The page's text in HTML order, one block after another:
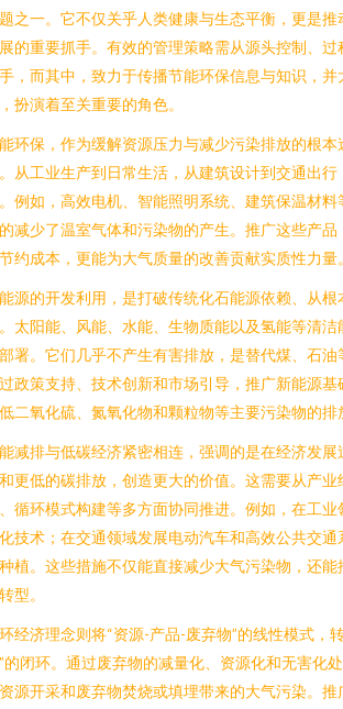
之一。它不仅关乎人类健康与生态平衡，更是
的重要抓手。有效的管理策略需从源头控制、
，而其中，致力于传播节能环保信息与知识，
扮演着至关重要的角色。
环保，作为缓解资源压力与减少污染排放的根本
从工业生产到日常生活，从建筑设计到交通出
例如，高效电机、智能照明系统、建筑保温材
减少了温室气体和污染物的产生。推广这些产
约成本，更能为大气质量的改善贡献实质性力量。
源的开发利用，是打破传统化石能源依赖、从
太阳能、风能、水能、生物质能以及氢能等清
署。它们几乎不产生有害排放，是替代煤、石
政策支持、技术创新和市场引导，推广新能源
二氧化硫、氮氧化物和颗粒物等主要污染物的排
减排与低碳经济紧密相连，强调的是在经济发
更低的碳排放，创造更大的价值。这需要从产
循环模式构建等多方面协同推进。例如，在工
技术；在交通领域发展电动汽车和高效公共交
植。这些措施不仅能直接减少大气污染物，还
型。
经济理念则将“资源-产品-废弃物”的线性模式，
的闭环。通过废弃物的减量化、资源化和无害化
源开采和废弃物焚烧或填埋带来的大气污染。